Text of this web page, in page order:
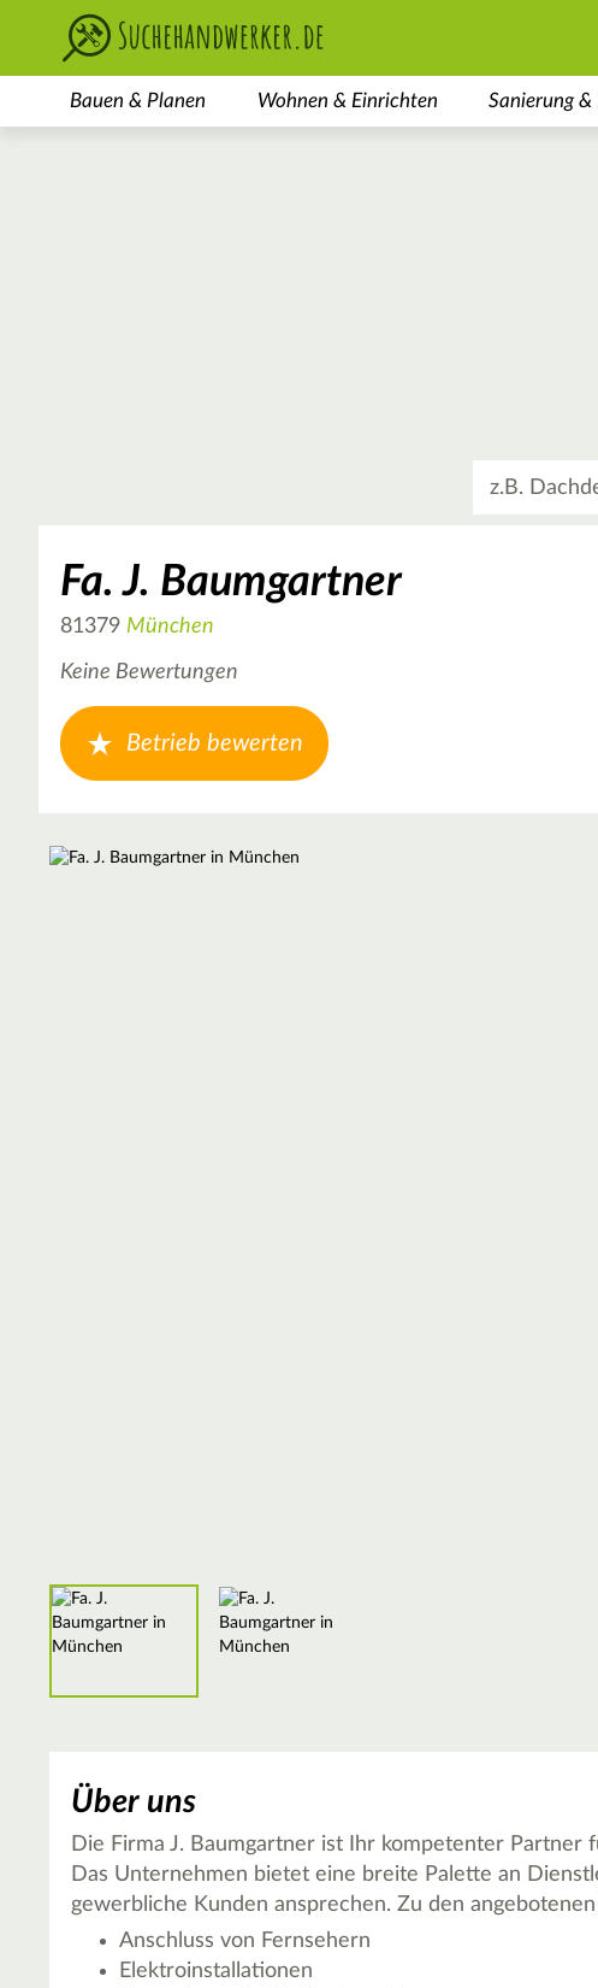
Bauen & Planen Wohnen & Einrichten Sanierung &
Fa. J. Baumgartner
81379 München
Keine Bewertungen
Betrieb bewerten
Über uns
Die Firma J. Baumgartner ist Ihr kompetenter Partner
Das Unternehmen bietet eine breite Palette an
gewerbliche Kunden ansprechen. Zu den
Anschluss von Fernsehern
Elektroinstallationen